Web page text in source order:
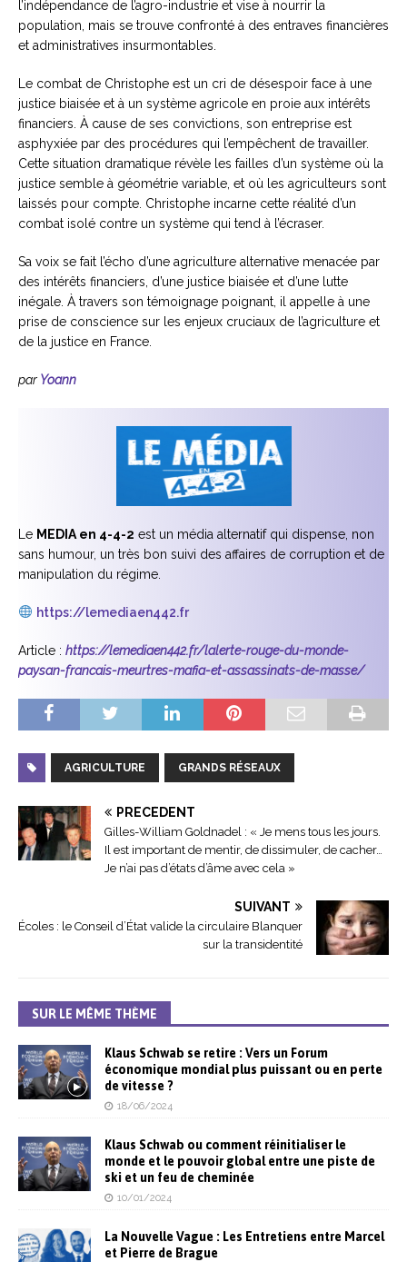
l’indépendance de l’agro-industrie et vise à nourrir la
population, mais se trouve confronté à des entraves financières
et administratives insurmontables.
Le combat de Christophe est un cri de désespoir face à une
justice biaisée et à un système agricole en proie aux intérêts
financiers. À cause de ses convictions, son entreprise est
asphyxiée par des procédures qui l’empêchent de travailler.
Cette situation dramatique révèle les failles d’un système où la
justice semble à géométrie variable, et où les agriculteurs sont
laissés pour compte. Christophe incarne cette réalité d’un
combat isolé contre un système qui tend à l’écraser.
Sa voix se fait l’écho d’une agriculture alternative menacée par
des intérêts financiers, d’une justice biaisée et d’une lutte
inégale. À travers son témoignage poignant, il appelle à une
prise de conscience sur les enjeux cruciaux de l’agriculture et
de la justice en France.
par Yoann
Le MEDIA en 4-4-2 est un média alternatif qui dispense, non
sans humour, un très bon suivi des affaires de corruption et de
manipulation du régime.
https://lemediaen442.fr
Article : https://lemediaen442.fr/lalerte-rouge-du-monde-
paysan-francais-meurtres-mafia-et-assassinats-de-masse/
AGRICULTURE GRANDS RÉSEAUX
PRÉCÉDENT
Gilles-William Goldnadel : « Je mens tous les jours.
Il est important de mentir, de dissimuler, de cacher…
Je n’ai pas d’états d’âme avec cela »
SUIVANT
Écoles : le Conseil d’État valide la circulaire Blanquer
sur la transidentité
SUR LE MÊME THÈME
Klaus Schwab se retire : Vers un Forum
économique mondial plus puissant ou en perte
de vitesse ?
18/06/2024
Klaus Schwab ou comment réinitialiser le
monde et le pouvoir global entre une piste de
ski et un feu de cheminée
10/01/2024
La Nouvelle Vague : Les Entretiens entre Marcel
et Pierre de Brague